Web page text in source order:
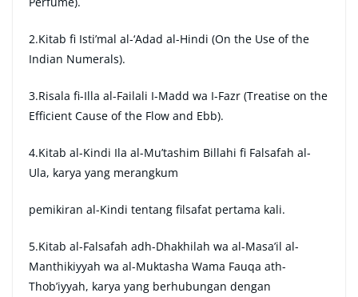
2.Kitab fi Isti’mal al-‘Adad al-Hindi (On the Use of the
Indian Numerals).
3.Risala fi-Illa al-Failali I-Madd wa I-Fazr (Treatise on the
Efficient Cause of the Flow and Ebb).
4.Kitab al-Kindi Ila al-Mu’tashim Billahi fi Falsafah al-
Ula, karya yang merangkum
pemikiran al-Kindi tentang filsafat pertama kali.
5.Kitab al-Falsafah adh-Dhakhilah wa al-Masa’il al-
Manthikiyyah wa al-Muktasha Wama Fauqa ath-
Thob’iyyah, karya yang berhubungan dengan